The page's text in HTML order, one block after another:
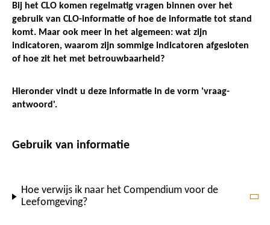
Bij het CLO komen regelmatig vragen binnen over het
gebruik van CLO-informatie of hoe de informatie tot stand
komt. Maar ook meer in het algemeen: wat zijn
indicatoren, waarom zijn sommige indicatoren afgesloten
of hoe zit het met betrouwbaarheid?
Hieronder vindt u deze informatie in de vorm 'vraag-
antwoord'.
Gebruik van informatie
Hoe verwijs ik naar het Compendium voor de
Leefomgeving?